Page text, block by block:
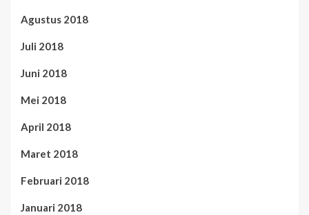
Agustus 2018
Juli 2018
Juni 2018
Mei 2018
April 2018
Maret 2018
Februari 2018
Januari 2018